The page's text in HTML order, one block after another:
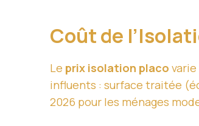
Coût de
Le prix isolation placo varie
influents : surface traitée
2026 pour les ménages